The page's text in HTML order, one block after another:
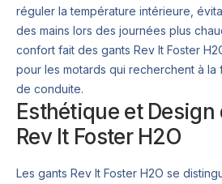
réguler la température intérieure,
des mains lors des journées plus
confort fait des gants Rev It Foster
pour les motards qui recherchent à
de conduite.
Esthétique et Design
Rev It Foster H2O
Les gants Rev It Foster H2O se